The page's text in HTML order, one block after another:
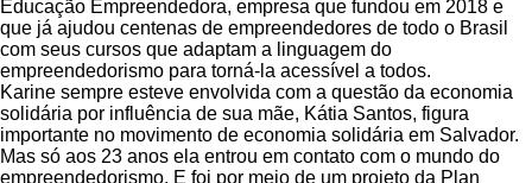
Educação Empreendedora, empresa que fundou em 2018 e
que já ajudou centenas de empreendedores de todo o Brasil
com seus cursos que adaptam a linguagem do
empreendedorismo para torná-la acessível a todos.
Karine sempre esteve envolvida com a questão da economia
solidária por influência de sua mãe, Kátia Santos, figura
importante no movimento de economia solidária em Salvador.
Mas só aos 23 anos ela entrou em contato com o mundo do
empreendedorismo. E foi por meio de um projeto da Plan